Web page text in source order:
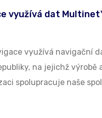
využívá dat
využívá navigační
na jejichž výrobě
spolupracuje naše